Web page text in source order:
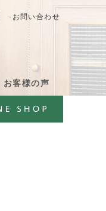
お客様の声
-お問い合わせ